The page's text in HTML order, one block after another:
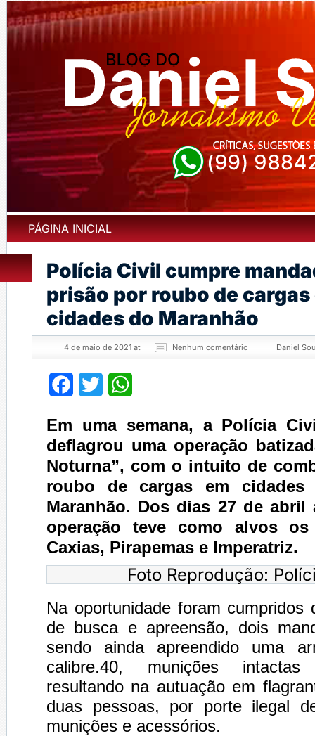
PÁGINA INICIAL
Polícia Civil cumpre
prisão por roubo de cargas
cidades do Maranhão
4 de maio de 2021 at Nenhum comentário Daniel
Facebook
Twitter
Em uma semana, a Polícia
deflagrou uma operação
Noturna”, com o intuito de
roubo de cargas em
Maranhão. Dos dias 27 de abril
operação teve como alvos
Caxias, Pirapemas e Imperatriz.
Foto Reprodução:
Na oportunidade foram cumpridos
de busca e apreensão, dois
sendo ainda apreendido uma
calibre.40, munições
resultando na autuação em
duas pessoas, por porte ilegal
munições e acessórios.